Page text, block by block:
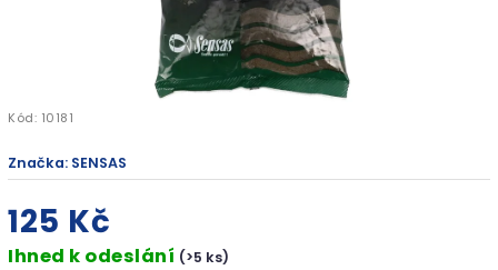
Kód: 10181
Značka: SENSAS
125 Kč
Ihned k odeslání (>5 ks)